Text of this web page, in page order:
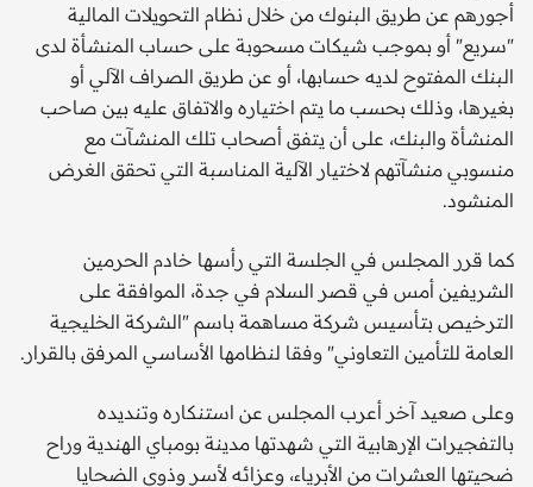
أجورهم عن طريق البنوك من خلال نظام التحويلات المالية
"سريع" أو بموجب شيكات مسحوبة على حساب المنشأة لدى
البنك المفتوح لديه حسابها، أو عن طريق الصراف الآلي أو
بغيرها، وذلك بحسب ما يتم اختياره والاتفاق عليه بين صاحب
المنشأة والبنك، على أن يتفق أصحاب تلك المنشآت مع
منسوبي منشآتهم لاختيار الآلية المناسبة التي تحقق الغرض
المنشود.
كما قرر المجلس في الجلسة التي رأسها خادم الحرمين
الشريفين أمس في قصر السلام في جدة، الموافقة على
الترخيص بتأسيس شركة مساهمة باسم "الشركة الخليجية
العامة للتأمين التعاوني" وفقا لنظامها الأساسي المرفق بالقرار.
وعلى صعيد آخر أعرب المجلس عن استنكاره وتنديده
بالتفجيرات الإرهابية التي شهدتها مدينة بومباي الهندية وراح
ضحيتها العشرات من الأبرياء، وعزائه لأسر وذوي الضحايا